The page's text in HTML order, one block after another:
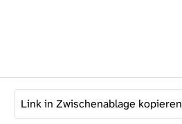
Link in Zwischenablage kopieren